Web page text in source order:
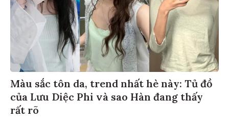
Màu sắc tôn da, trend nhất hè này: Tủ đồ
của Lưu Diệc Phi và sao Hàn đang thấy
rất rõ